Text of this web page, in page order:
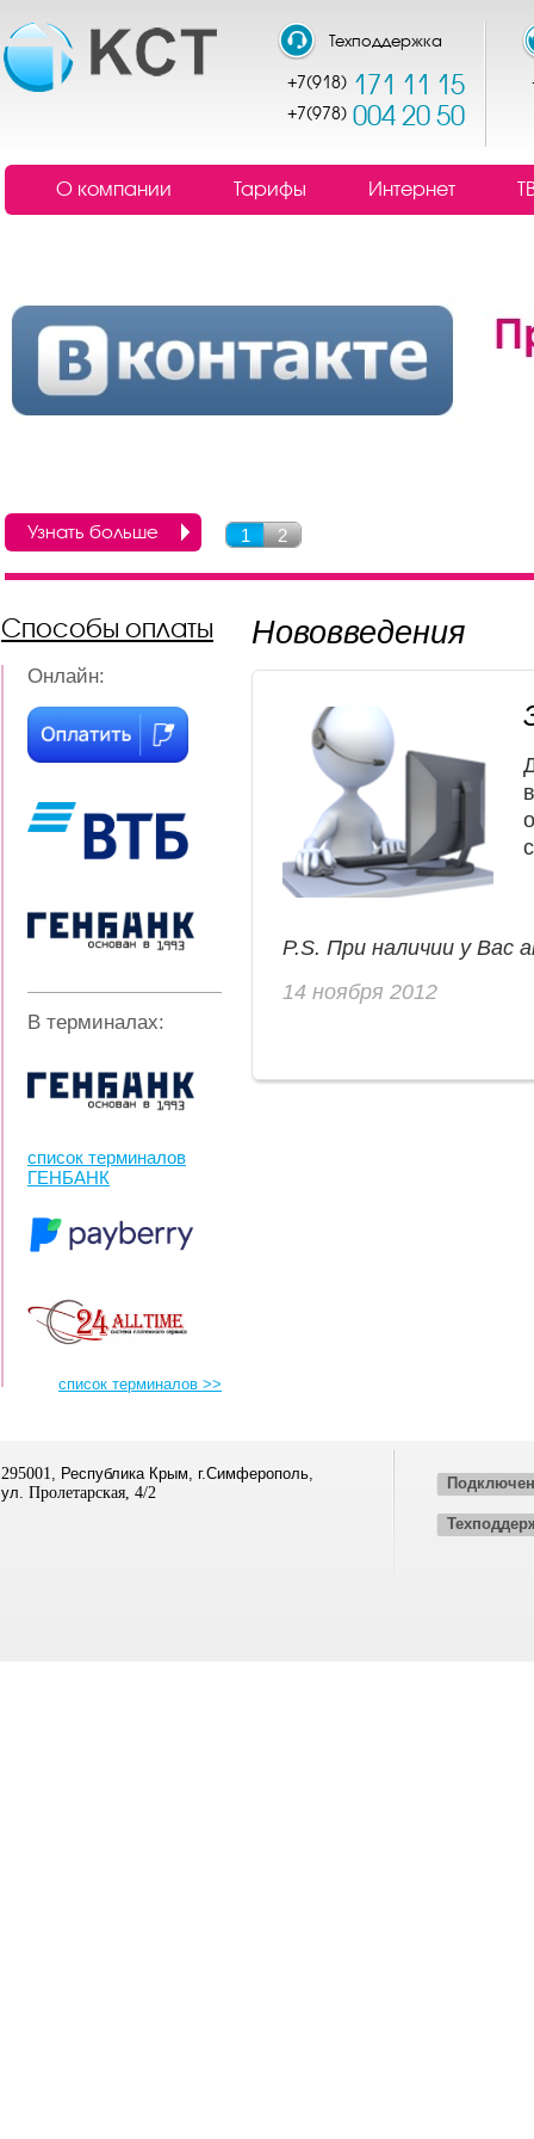
Техподдержка
+7(918)171 11 15
+7(978)004 20 50
О компании Тарифы Интернет
Узнать больше 1 2
Способы оплаты
Онлайн:
В терминалах:
список терминалов
ГЕНБАНК
список терминалов >>
Нововведения
P.S. При наличии у Вас
14 ноября 2012
295001
, Республика Крым, г.Симферополь,
ул. Пролетарская, 4/2